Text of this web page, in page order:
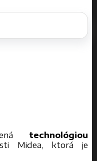
technológiou
Midea, ktorá je